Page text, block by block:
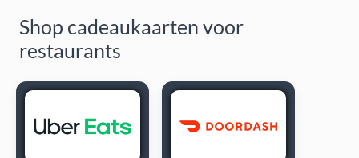
Shop cadeaukaarten voor
restaurants